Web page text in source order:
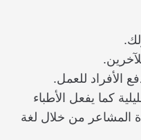
كما يفعل الأطباء
المشاعر من خلال لغة